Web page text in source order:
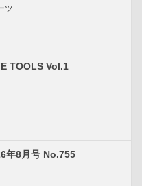
ツ
TOOLS Vol.1
年8月号 No.755